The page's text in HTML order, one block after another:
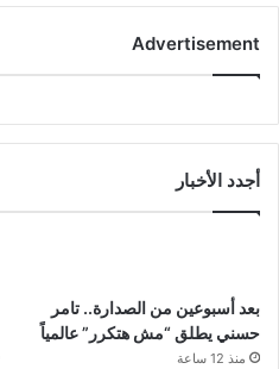
Advertisement
أجدد الأخبار
بعد أسبوعين من الصدارة.. تامر
حسني يطلق “مش هتكرر” عالمياً
منذ 12 ساعة